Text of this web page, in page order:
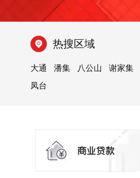
热搜区域
大通 潘集 八公山 谢家集
凤台